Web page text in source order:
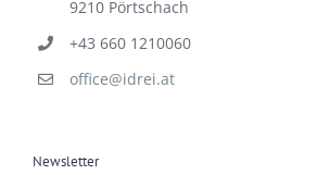
9210 Pörtschach
+43 660 1210060
office@idrei.at
Newsletter